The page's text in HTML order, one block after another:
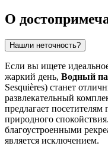
О
Нашли неточность?
Если вы ищете
жаркий день, Водный
Sesquières) станет
развлекательный
предлагает
природного спокойствия.
благоустроенными
является исключением.